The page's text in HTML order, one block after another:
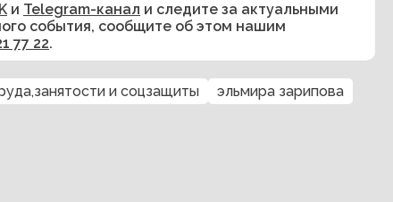
и Telegram-канал и следите за актуальными
события, сообщите об этом нашим
77 22.
и соцзащиты эльмира зарипова